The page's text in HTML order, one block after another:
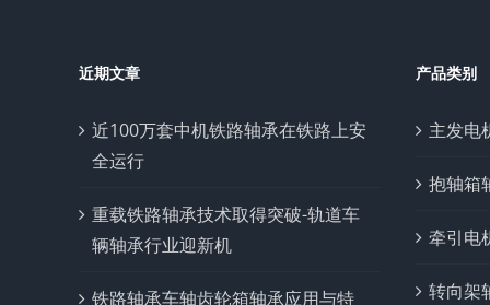
近期文章
近100万套中机铁路轴承在铁路上安
全运行
重载铁路轴承技术取得突破-轨道车
辆轴承行业迎新机
铁路轴承车轴齿轮箱轴承应用与特
产品类别
主发电
抱轴箱
牵引电
转向架